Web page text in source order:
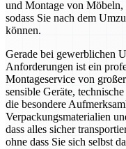
und Montage von Möbeln,
sodass Sie nach dem
können.
Gerade bei gewerblichen
Anforderungen ist ein
Montageservice von
sensible Geräte,
die besondere
Verpackungsmaterialien
dass alles sicher
ohne dass Sie sich selbst